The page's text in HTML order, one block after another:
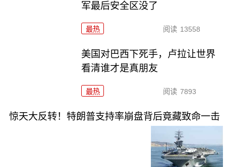
军最后安全区没了
最热 阅读 13558
美国对巴西下死手，卢拉让世界
看清谁才是真朋友
最热 阅读 7893
惊天大反转！特朗普支持率崩盘背后竟藏致命一击